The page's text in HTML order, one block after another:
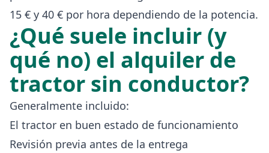
15 € y 40 € por hora dependiendo de la potencia.
¿Qué suele incluir (y
qué no) el alquiler de
tractor sin conductor?
Generalmente incluido:
El tractor en buen estado de funcionamiento
Revisión previa antes de la entrega